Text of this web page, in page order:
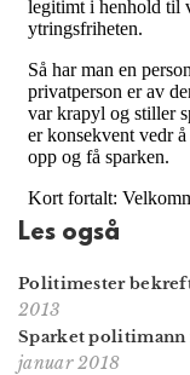
Les også
Politimester
2013
Sparket politimann
januar 2018